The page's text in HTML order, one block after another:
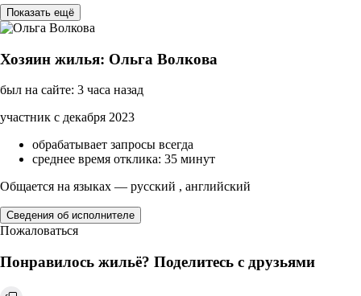
Показать ещё
Хозяин жилья: Ольга Волкова
был на сайте: 3 часа назад
участник с декабря 2023
обрабатывает запросы всегда
среднее время отклика: 35 минут
Общается на языках — русский , английский
Сведения об исполнителе
Пожаловаться
Понравилось жильё? Поделитесь с друзьями